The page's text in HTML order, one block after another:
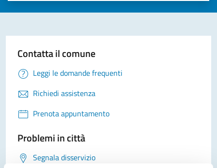
Contatta il comune
Leggi le domande frequenti
Richiedi assistenza
Prenota appuntamento
Problemi in città
Segnala disservizio